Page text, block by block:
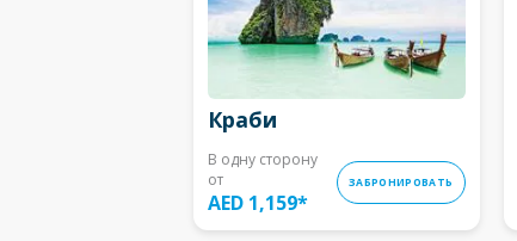
Краби
В одну сторону
от
AED 1,159*
ЗАБРОНИРОВАТЬ